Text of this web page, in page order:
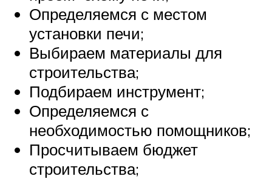
Определяемся с местом
установки печи;
Выбираем материалы для
строительства;
Подбираем инструмент;
Определяемся с
необходимостью помощников;
Просчитываем бюджет
строительства;